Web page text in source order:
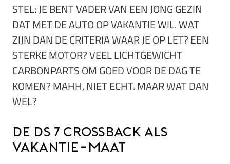
STEL: JE BENT VADER VAN EEN JONG GEZIN
DAT MET DE AUTO OP VAKANTIE WIL. WAT
ZIJN DAN DE CRITERIA WAAR JE OP LET? EEN
STERKE MOTOR? VEEL LICHTGEWICHT
CARBONPARTS OM GOED VOOR DE DAG TE
KOMEN? MAHH, NIET ECHT. MAAR WAT DAN
WEL?
De DS 7 Crossback als
vakantie-maat